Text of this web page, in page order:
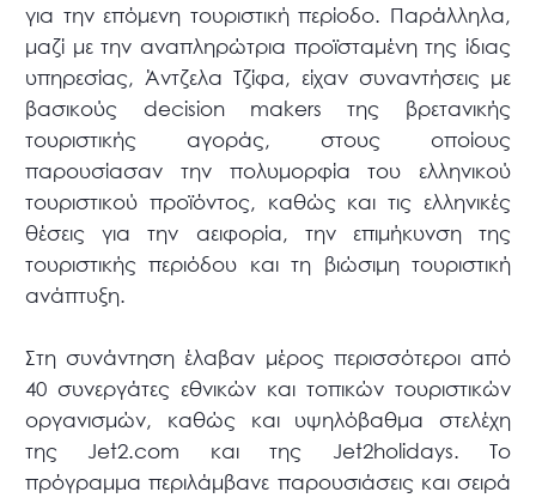
για την επόμενη τουριστική περίοδο. Παράλληλα,
μαζί με την αναπληρώτρια προϊσταμένη της ίδιας
υπηρεσίας, Άντζελα Τζίφα, είχαν συναντήσεις με
βασικούς decision makers της βρετανικής
τουριστικής αγοράς, στους οποίους
παρουσίασαν την πολυμορφία του ελληνικού
τουριστικού προϊόντος, καθώς και τις ελληνικές
θέσεις για την αειφορία, την επιμήκυνση της
τουριστικής περιόδου και τη βιώσιμη τουριστική
ανάπτυξη.
Στη συνάντηση έλαβαν μέρος περισσότεροι από
40 συνεργάτες εθνικών και τοπικών τουριστικών
οργανισμών, καθώς και υψηλόβαθμα στελέχη
της Jet2.com και της Jet2holidays. Το
πρόγραμμα περιλάμβανε παρουσιάσεις και σειρά